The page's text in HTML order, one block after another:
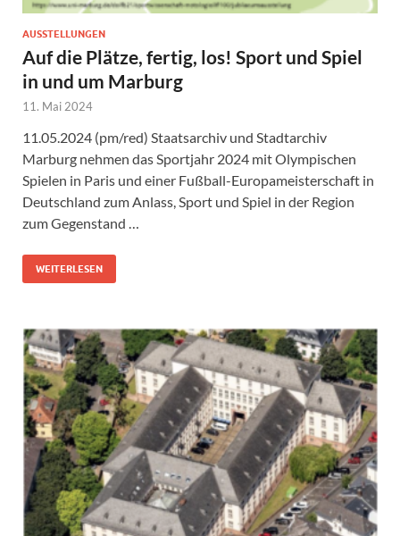
AUSSTELLUNGEN
Auf die Plätze, fertig, los! Sport und Spiel
in und um Marburg
11. Mai 2024
11.05.2024 (pm/red) Staatsarchiv und Stadtarchiv
Marburg nehmen das Sportjahr 2024 mit Olympischen
Spielen in Paris und einer Fußball-Europameisterschaft in
Deutschland zum Anlass, Sport und Spiel in der Region
zum Gegenstand …
WEITERLESEN